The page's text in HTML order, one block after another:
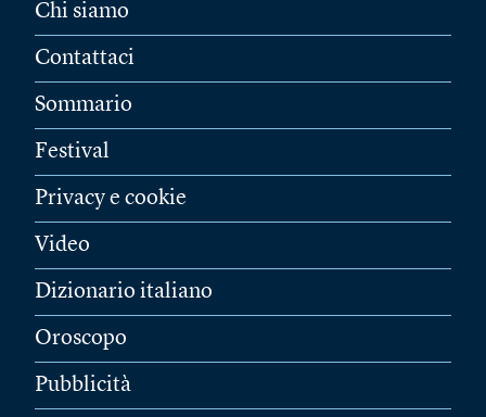
Chi siamo
Contattaci
Sommario
Festival
Privacy e cookie
Video
Dizionario italiano
Oroscopo
Pubblicità